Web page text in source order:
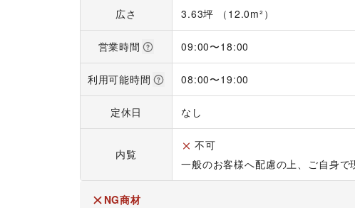
広さ 3.63坪 （12.0m²）
営業時間 09:00〜18:00
利用可能時間 08:00〜19:00
定休日 なし
内覧
不可
一般のお客様へ配慮の上、ご自身で
NG商材